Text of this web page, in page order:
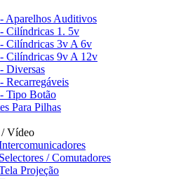
Aparelhos Auditivos
Cilíndricas 1. 5v
Cilíndricas 3v A 6v
Cilíndricas 9v A 12v
Diversas
Recarregáveis
Tipo Botão
Para Pilhas
Vídeo
Selectores / Comutadores
Projeção